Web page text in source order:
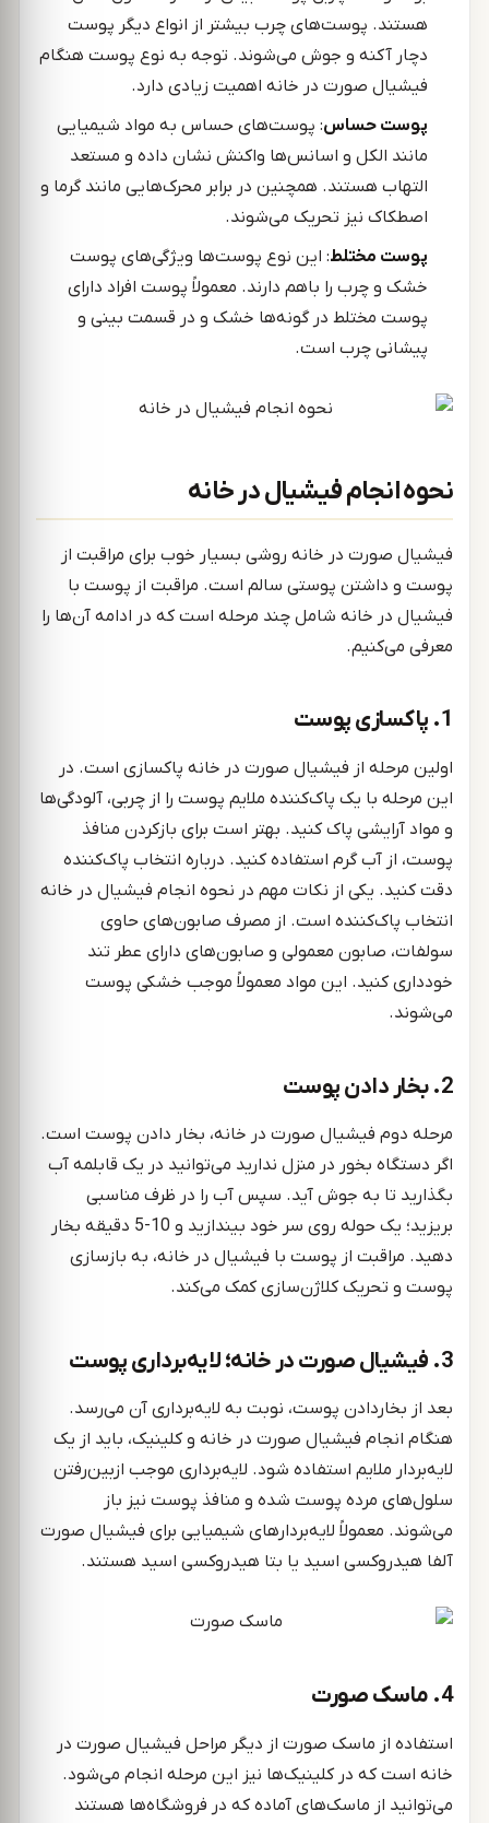
هستند. پوست‌های چرب بیشتر از انواع دیگر پوست
دچار آکنه و جوش می‌شوند. توجه به نوع پوست هنگام
فیشیال صورت در خانه اهمیت زیادی دارد.
پوست حساس: پوست‌های حساس به مواد شیمیایی
مانند الکل و اسانس‌ها واکنش نشان داده و مستعد
التهاب هستند. همچنین در برابر محرک‌هایی مانند گرما و
اصطکاک نیز تحریک می‌شوند.
پوست مختلط: این نوع پوست‌ها ویژگی‌های پوست
خشک و چرب را باهم دارند. معمولاً پوست افراد دارای
پوست مختلط در گونه‌ها خشک و در قسمت بینی و
پیشانی چرب است.
نحوه انجام فیشیال در خانه
فیشیال صورت در خانه روشی بسیار خوب برای مراقبت از
پوست و داشتن پوستی سالم است. مراقبت از پوست با
فیشیال در خانه شامل چند مرحله است که در ادامه آن‌ها را
معرفی می‌کنیم.
1. پاکسازی پوست
اولین مرحله از فیشیال صورت در خانه پاکسازی است. در
این مرحله با یک پاک‌کننده ملایم پوست را از چربی‌، آلودگی‌ها
و مواد آرایشی پاک کنید. بهتر است برای بازکردن منافذ
پوست، از آب گرم استفاده کنید. درباره انتخاب پاک‌کننده
دقت کنید. یکی از نکات مهم در نحوه انجام فیشیال در خانه
انتخاب پاک‌کننده است. از مصرف صابون‌های حاوی
سولفات، صابون معمولی و صابون‌های دارای عطر تند
خودداری کنید. این مواد معمولاً موجب خشکی پوست
می‌شوند.
2. بخار دادن پوست
مرحله دوم فیشیال صورت در خانه، بخار دادن پوست است.
اگر دستگاه بخور در منزل ندارید می‌توانید در یک قابلمه آب
بگذارید تا به جوش آید. سپس آب را در ظرف مناسبی
بریزید؛ یک حوله روی سر خود بیندازید و 10-5 دقیقه بخار
دهید. مراقبت از پوست با فیشیال در خانه، به بازسازی
پوست و تحریک کلاژن‌سازی کمک می‌کند.
3. فیشیال صورت در خانه؛ لایه‌برداری پوست
بعد از بخاردادن پوست، نوبت به لایه‌برداری آن می‌رسد.
هنگام انجام فیشیال صورت در خانه و کلینیک، باید از یک
لایه‌بردار ملایم استفاده شود. لایه‌برداری موجب ازبین‌رفتن
سلول‌های مرده پوست شده و منافذ پوست نیز باز
می‌شوند. معمولاً لایه‌بردارهای شیمیایی برای فیشیال صورت
آلفا هیدروکسی اسید یا بتا هیدروکسی اسید هستند.
4. ماسک صورت
استفاده از ماسک صورت از دیگر مراحل فیشیال صورت در
خانه است که در کلینیک‌ها نیز این مرحله انجام می‌شود.
می‌توانید از ماسک‌های آماده که در فروشگاه‌ها هستند